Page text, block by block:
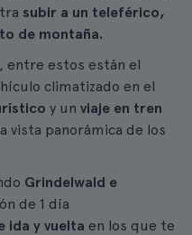
subir a un teleférico,
de montaña.
, entre estos están el
climatizado en el
y un viaje en tren
vista panorámica de los
Grindelwald e
de 1 día
ida y vuelta en los que te